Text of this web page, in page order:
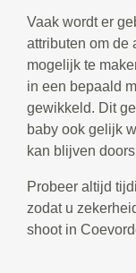
Vaak wordt er
attributen om de
mogelijk te
in een bepaald
gewikkeld. Dit
baby ook gelijk
kan blijven
Probeer altijd
zodat u
shoot in